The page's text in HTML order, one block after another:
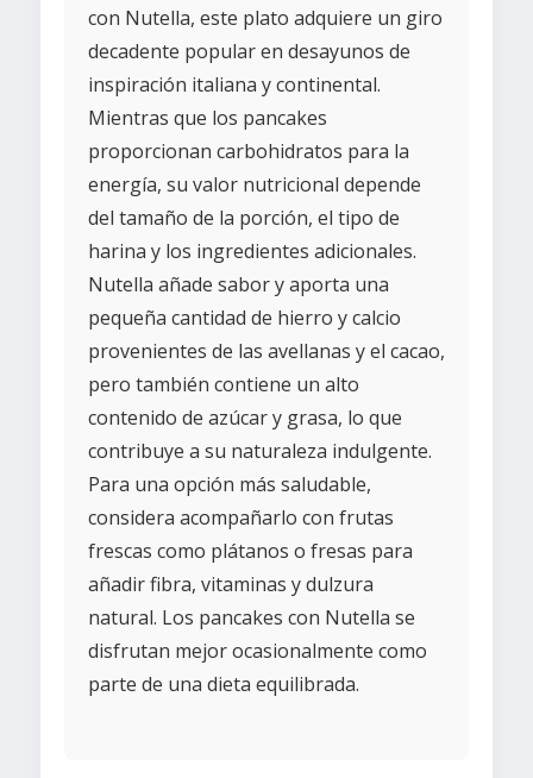
con Nutella, este plato adquiere un giro
decadente popular en desayunos de
inspiración italiana y continental.
Mientras que los pancakes
proporcionan carbohidratos para la
energía, su valor nutricional depende
del tamaño de la porción, el tipo de
harina y los ingredientes adicionales.
Nutella añade sabor y aporta una
pequeña cantidad de hierro y calcio
provenientes de las avellanas y el cacao,
pero también contiene un alto
contenido de azúcar y grasa, lo que
contribuye a su naturaleza indulgente.
Para una opción más saludable,
considera acompañarlo con frutas
frescas como plátanos o fresas para
añadir fibra, vitaminas y dulzura
natural. Los pancakes con Nutella se
disfrutan mejor ocasionalmente como
parte de una dieta equilibrada.